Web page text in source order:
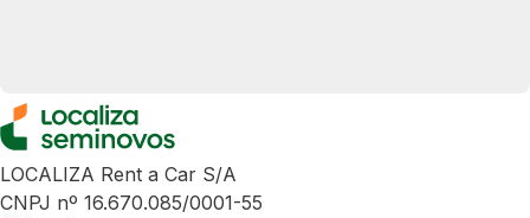
LOCALIZA Rent a Car S/A
CNPJ nº 16.670.085/0001-55